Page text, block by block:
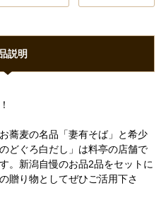
説明
蕎麦の名品「妻有そば」と希少
どぐろ白だし」は料亭の店舗で
。新潟自慢のお品2品をセットに
贈り物としてぜひご活用下さ